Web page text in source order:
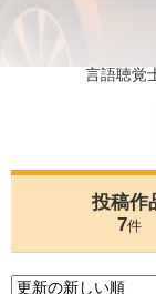
言語聴覚
投稿作
7件